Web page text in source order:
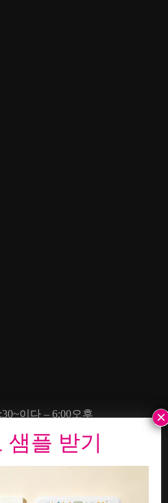
이다 – 6:00오후
뉴, 더 많은 마을, 난사구, 광저우